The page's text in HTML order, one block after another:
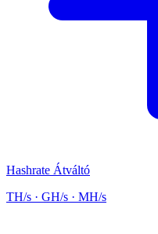
Hashrate Átváltó
TH/s · GH/s · MH/s